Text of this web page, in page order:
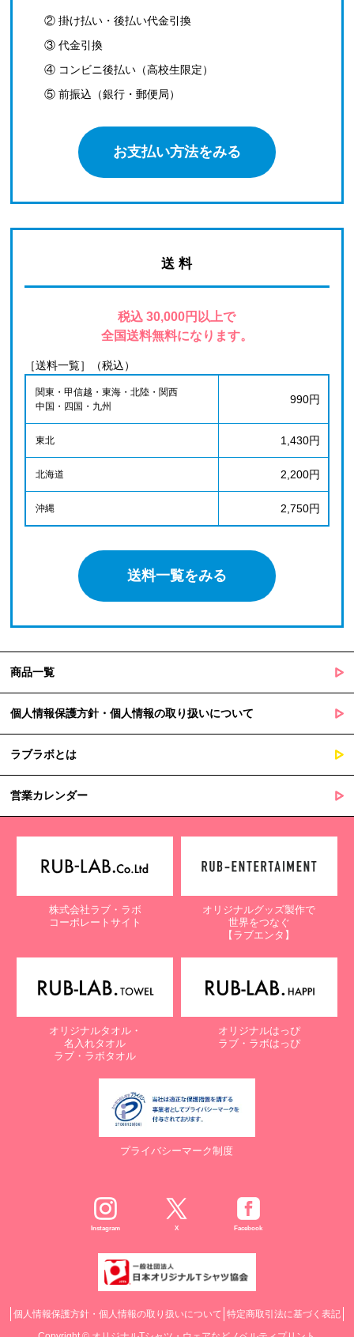
② 掛け払い・後払い代金引換
③ 代金引換
④ コンビニ後払い（高校生限定）
⑤ 前振込（銀行・郵便局）
お支払い方法をみる
送 料
税込 30,000円以上で
全国送料無料になります。
［送料一覧］（税込）
関東・甲信越・東海・北陸・関西
中国・四国・九州
990円
東北 1,430円
北海道 2,200円
沖縄 2,750円
送料一覧をみる
商品一覧
個人情報保護方針・個人情報の取り扱いについて
ラブラボとは
営業カレンダー
株式会社ラブ・ラボ
コーポレートサイト
オリジナルグッズ製作で
世界をつなぐ
【ラブエンタ】
オリジナルタオル・
名入れタオル
ラブ・ラボタオル
オリジナルはっぴ
ラブ・ラボはっぴ
プライバシーマーク制度
Instagram X Facebook
個人情報保護方針・個人情報の取り扱いについて 特定商取引法に基づく表記